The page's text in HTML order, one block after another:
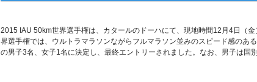
2015 IAU 50km世界選手権は、カタールのドーハにて、現地時間12月4日（
界選手権では、ウルトラマラソンながらフルマラソン並みのスピード感のあ
の男子3名、女子1名に決定し、最終エントリーされました。なお、男子は国